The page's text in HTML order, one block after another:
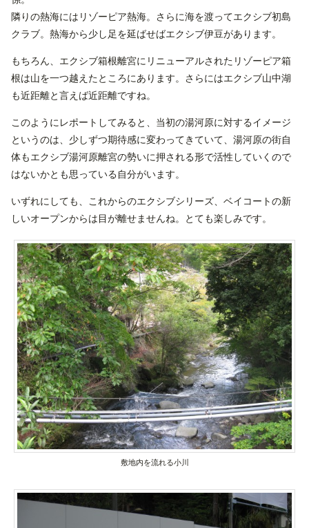
隣りの熱海にはリゾーピア熱海。さらに海を渡ってエクシブ初島
クラブ。熱海から少し足を延ばせばエクシブ伊豆があります。
もちろん、エクシブ箱根離宮にリニューアルされたリゾーピア箱
根は山を一つ越えたところにあります。さらにはエクシブ山中湖
も近距離と言えば近距離ですね。
このようにレポートしてみると、当初の湯河原に対するイメージ
というのは、少しずつ期待感に変わってきていて、湯河原の街自
体もエクシブ湯河原離宮の勢いに押される形で活性していくので
はないかとも思っている自分がいます。
いずれにしても、これからのエクシブシリーズ、ベイコートの新
しいオープンからは目が離せませんね。とても楽しみです。
敷地内を流れる小川